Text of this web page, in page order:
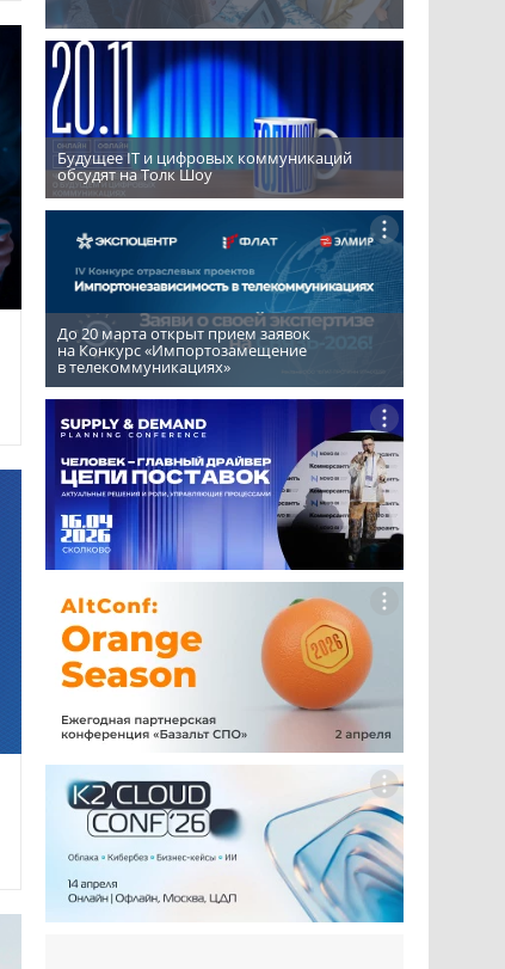
Будущее IT и цифровых коммуникаций
обсудят на Толк Шоу
До 20 марта открыт прием заявок
на Конкурс «Импортозамещение
в телекоммуникациях»